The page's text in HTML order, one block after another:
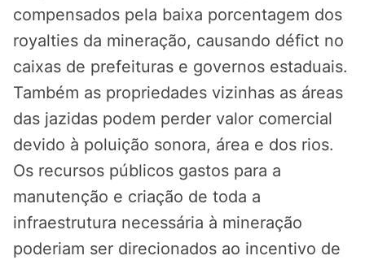
compensados pela baixa porcentagem dos
royalties da mineração, causando défict no
caixas de prefeituras e governos estaduais.
Também as propriedades vizinhas as áreas
das jazidas podem perder valor comercial
devido à poluição sonora, área e dos rios.
Os recursos públicos gastos para a
manutenção e criação de toda a
infraestrutura necessária à mineração
poderiam ser direcionados ao incentivo de